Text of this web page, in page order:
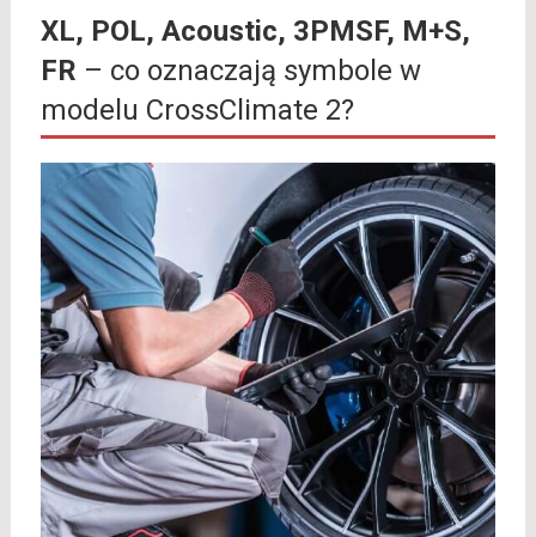
XL, POL, Acoustic, 3PMSF, M+S,
FR – co oznaczają symbole w
modelu CrossClimate 2?